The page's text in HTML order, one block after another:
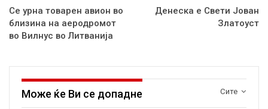
Се урна товарен авион во
близина на аеродромот
во Вилнус во Литванија
Денеска е Свети Јован
Златоуст
Сите
Може ќе Ви се допадне